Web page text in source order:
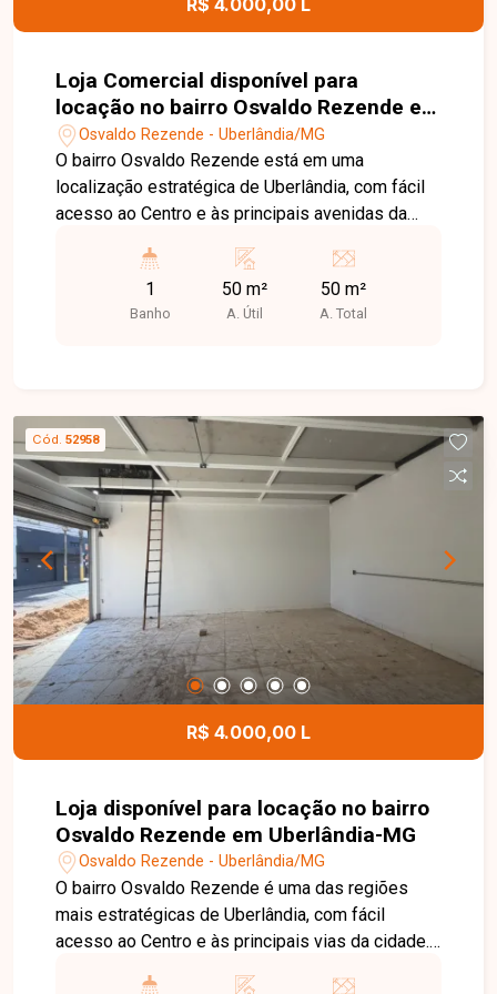
R$ 4.000,00 L
Loja Comercial disponível para
locação no bairro Osvaldo Rezende em
Uberlândia-MG
Osvaldo Rezende - Uberlândia/MG
O bairro Osvaldo Rezende está em uma
localização estratégica de Uberlândia, com fácil
acesso ao Centro e às principais avenidas da
e veículos, além de ampla variedade de
comércios, serviços e transporte público, sendo
uma excelente opção para instalação do seu
comerciais. Localizada na Avenida João Pessoa,
em ponto de grande visibilidade e próxima ao
Terminal Central, proporcionando excelente fluxo
de clientes e fácil acesso. Entre em contato com
a Delta Imóveis e agende uma visita. Nossa
equipe está pronta para apresentar todos os
detalhes deste imóvel e ajudar você a encontrar o
espaço ideal para o seu negócio.
1
Banho
50 m²
A. Útil
50 m²
A. Total
Cód. 52958
R$ 4.000,00 L
Loja disponível para locação no bairro
Osvaldo Rezende em Uberlândia-MG
Osvaldo Rezende - Uberlândia/MG
O bairro Osvaldo Rezende é uma das regiões
mais estratégicas de Uberlândia, com fácil
acesso ao Centro e às principais vias da cidade.